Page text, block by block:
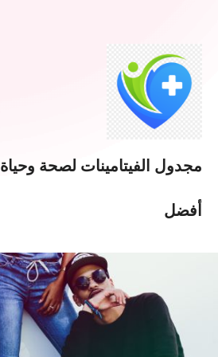
مجدول الفيتامينات لصحة وحياة
أفضل